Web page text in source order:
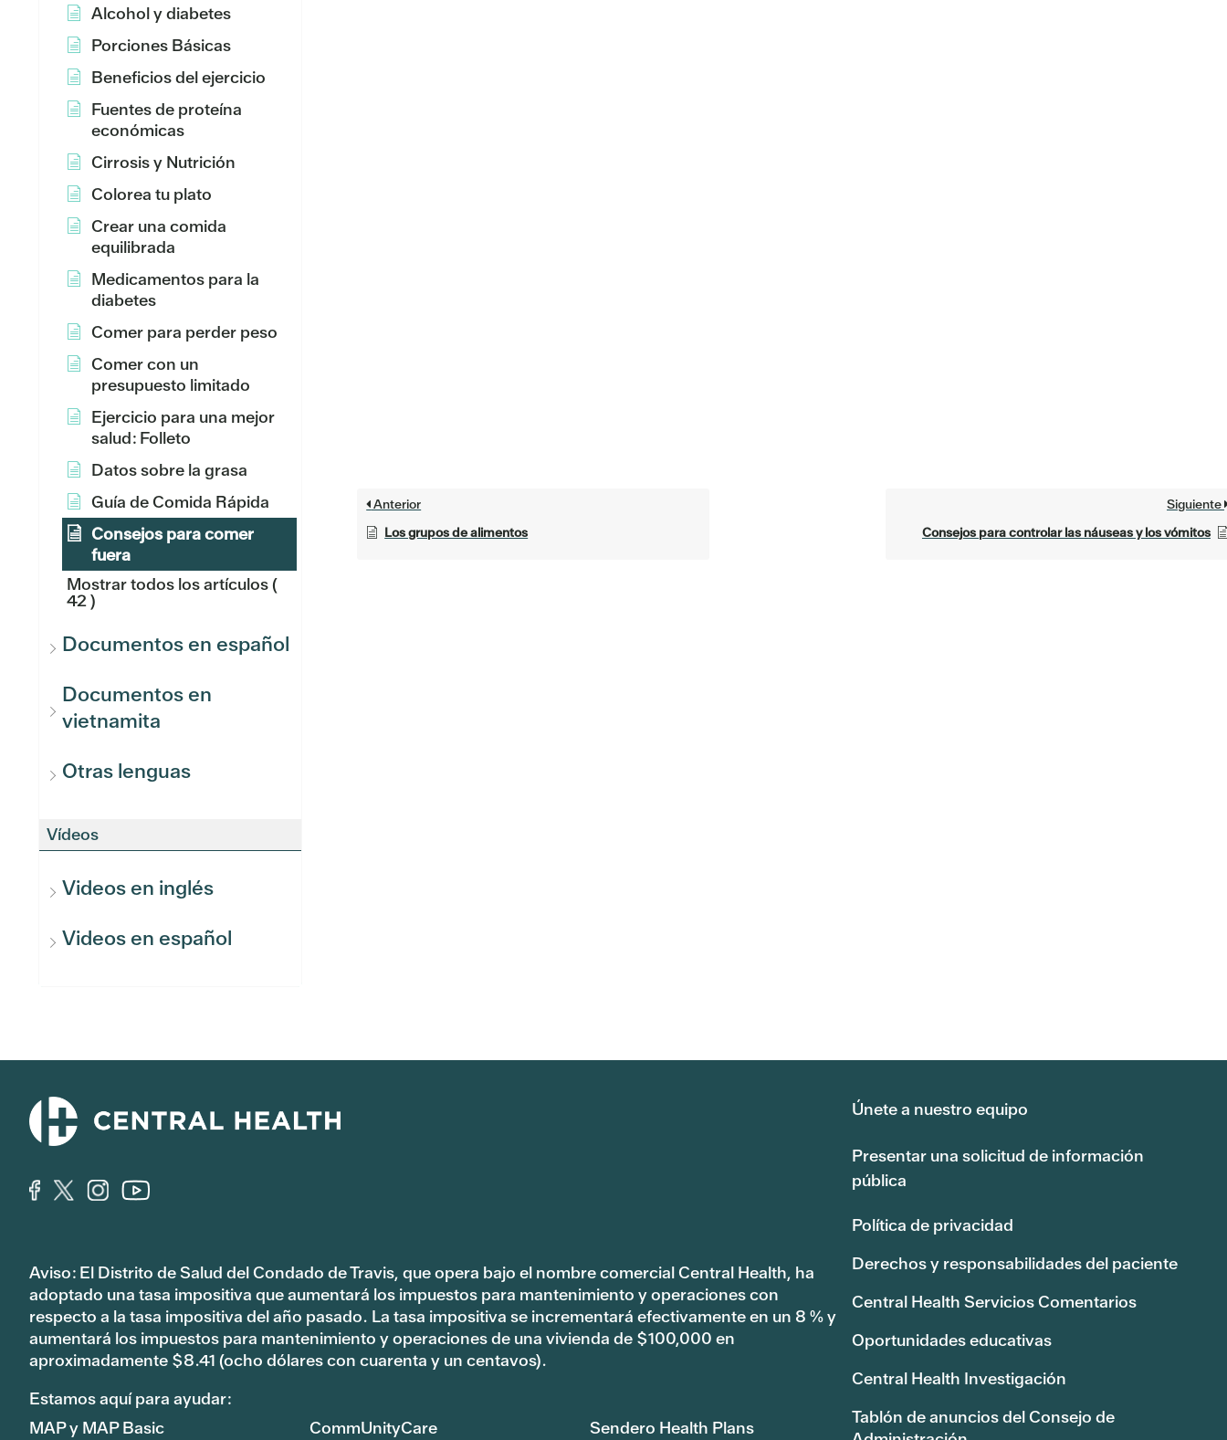
Alcohol y diabetes
Porciones Básicas
Beneficios del ejercicio
Fuentes de proteína
económicas
Cirrosis y Nutrición
Colorea tu plato
Crear una comida
equilibrada
Medicamentos para la
diabetes
Comer para perder peso
Comer con un
presupuesto limitado
Ejercicio para una mejor
salud: Folleto
Datos sobre la grasa
Guía de Comida Rápida
Consejos para comer
fuera
Mostrar todos los artículos(
42 )
Documentos en español
Documentos en
vietnamita
Otras lenguas
Vídeos
Videos en inglés
Videos en español
Anterior
Los grupos de alimentos
Siguiente
Consejos para controlar las náuseas y los vómitos
Aviso: El Distrito de Salud del Condado de Travis, que opera bajo el nombre comercial Central Health, ha
adoptado una tasa impositiva que aumentará los impuestos para mantenimiento y operaciones con
respecto a la tasa impositiva del año pasado. La tasa impositiva se incrementará efectivamente en un 8 % y
aumentará los impuestos para mantenimiento y operaciones de una vivienda de $100,000 en
aproximadamente $8.41 (ocho dólares con cuarenta y un centavos).
Estamos aquí para ayudar:
MAP y MAP Basic
CommUnityCare Sendero Health Plans
Únete a nuestro equipo
Presentar una solicitud de información
pública
Política de privacidad
Derechos y responsabilidades del paciente
Central Health Servicios Comentarios
Oportunidades educativas
Central Health Investigación
Tablón de anuncios del Consejo de